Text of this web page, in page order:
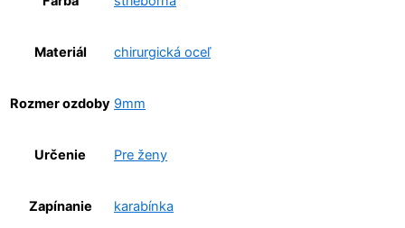
Materiál chirurgická oceľ
Rozmer ozdoby 9mm
Určenie Pre ženy
Zapínanie karabínka